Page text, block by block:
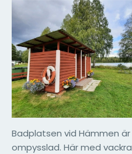
Badplatsen vid Hämmen är
ompysslad. Här med vackra